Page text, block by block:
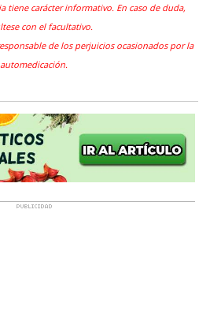
tiene carácter informativo. En caso de duda,
con el facultativo.
de los perjuicios ocasionados por la
automedicación.